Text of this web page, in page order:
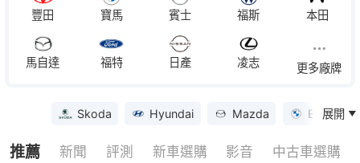
豐田 寶馬 賓士 福斯 本田
馬自達 福特 日產 凌志 更多廠牌
Skoda Hyundai Mazda BMW
展開
推薦 新聞 評測 新車選購 影音 中古車選購